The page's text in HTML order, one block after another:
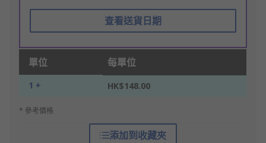
查看送貨日期
單位 每單位
1 + HK$148.00
* 參考價格
添加到收藏夾